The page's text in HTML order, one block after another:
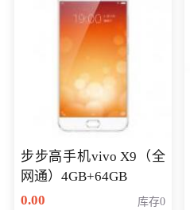
步步高手机vivo X9（全
网通）4GB+64GB
0.00
库存0